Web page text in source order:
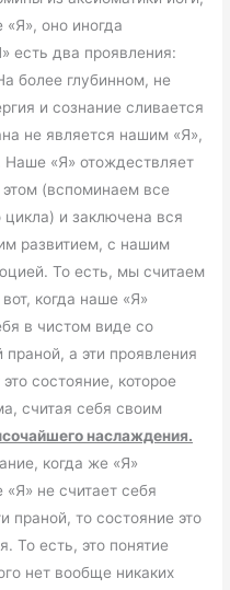
оно иногда
есть два проявления:
более глубинном, не
и сознание сливается
не является нашим «Я»,
Наше «Я» отождествляет
(вспоминаем все
и заключена вся
развитием, с нашим
То есть, мы считаем
когда наше «Я»
в чистом виде со
а эти проявления
состояние, которое
считая себя своим
наслаждения.
когда же «Я»
не считает себя
праной, то состояние это
То есть, это понятие
нет вообще никаких